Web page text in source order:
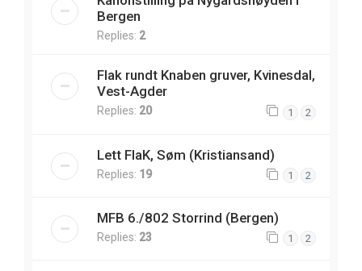
Bergen
Replies: 2
Flak rundt Knaben gruver, Kvinesdal,
Vest-Agder
Replies: 20 1 2
Lett FlaK, Søm (Kristiansand)
Replies: 19 1 2
MFB 6./802 Storrind (Bergen)
Replies: 23 1 2